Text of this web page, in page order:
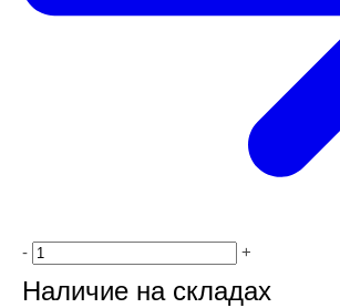
- +
Наличие на складах